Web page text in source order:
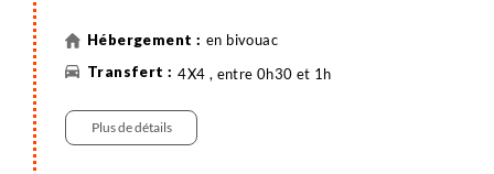
en bivouac
4X4 , entre 0h30 et 1h
Plus de détails